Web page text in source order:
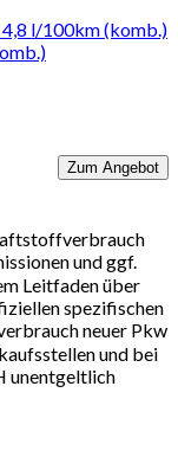
4,8 l/100km (komb.)
Zum Angebot
und ggf.
Leitfaden über
spezifischen
neuer Pkw
und bei
unentgeltlich